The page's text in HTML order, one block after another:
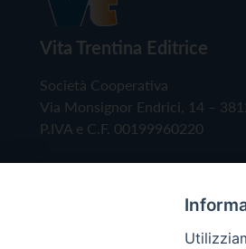
Vita Trentina Editrice
Società Cooperativa
Via Monsignor Endrici, 14 –
P.IVA e C.F. 00199960220